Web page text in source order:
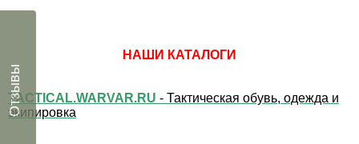
НАШИ КАТАЛОГИ
TACTICAL.WARVAR.RU - Тактическая обувь, одежда и
экипировка
Отзывы